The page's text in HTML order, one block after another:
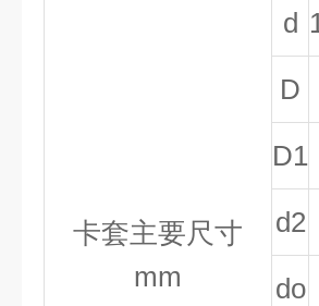
卡套主要尺寸
mm
d
D
D1
d2
do